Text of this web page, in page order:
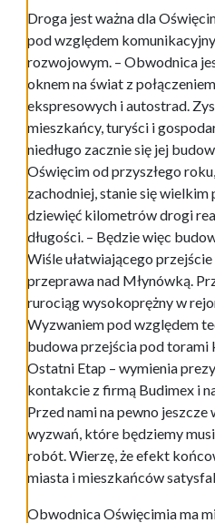
Droga jest ważna dla
pod względem
rozwojowym. – Obwodnica
oknem na świat z
ekspresowych i autostrad.
mieszkańcy, turyści i
niedługo zacznie się jej
Oświęcim od przyszłego
zachodniej, stanie się wielkim
dziewięć kilometrów drogi
długości. – Będzie więc
Wiśle ułatwiającego
przeprawa nad Młynówką.
rurociąg wysokoprężny w
Wyzwaniem pod względem
budowa przejścia pod torami
Ostatni Etap – wymienia
kontakcie z firmą Budimex i
Przed nami na pewno
wyzwań, które będziemy
robót. Wierzę, że efekt
miasta i mieszkańców
Obwodnica Oświęcimia ma